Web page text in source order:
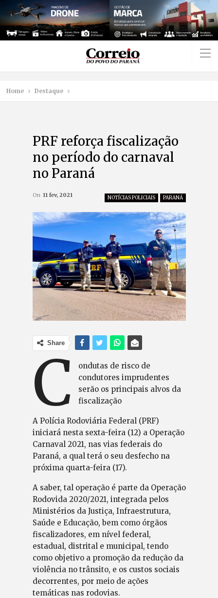
Home Destaque
PRF reforça fiscalização
no período do carnaval
no Paraná
NOTÍCIAS POLICIAIS PARANÁ
On 11 fev, 2021
Share
C
ondutas de risco de
condutores imprudentes
serão os principais alvos da
fiscalização
A Polícia Rodoviária Federal (PRF)
iniciará nesta sexta-feira (12) a Operação
Carnaval 2021, nas vias federais do
Paraná, a qual terá o seu desfecho na
próxima quarta-feira (17).
A saber, tal operação é parte da Operação
Rodovida 2020/2021, integrada pelos
Ministérios da Justiça, Infraestrutura,
Saúde e Educação, bem como órgãos
fiscalizadores, em nível federal,
estadual, distrital e municipal, tendo
como objetivo a promoção da redução da
violência no trânsito, e os custos sociais
decorrentes, por meio de ações
temáticas nas rodovias.